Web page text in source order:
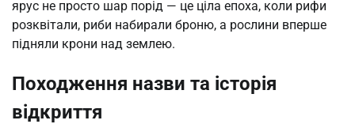
ярус не просто шар порід — це ціла епоха, коли рифи
розквітали, риби набирали броню, а рослини вперше
підняли крони над землею.
Походження назви та історія
відкриття